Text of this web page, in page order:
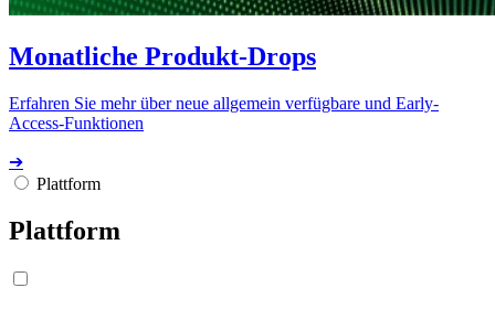
Monatliche Produkt-Drops
Erfahren Sie mehr über neue allgemein verfügbare und Early-
Access-Funktionen
➔
Plattform
Plattform